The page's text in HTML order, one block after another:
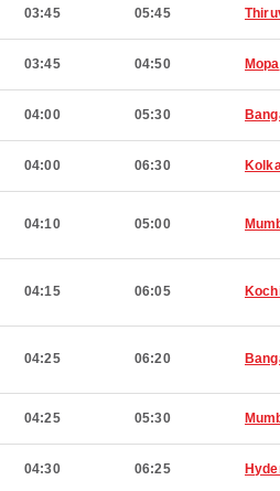
03:45 05:45
03:45 04:50 Mopa
04:00 05:30
04:00 06:30
04:10 05:00
04:15 06:05
04:25 06:20
04:25 05:30
04:30 06:25